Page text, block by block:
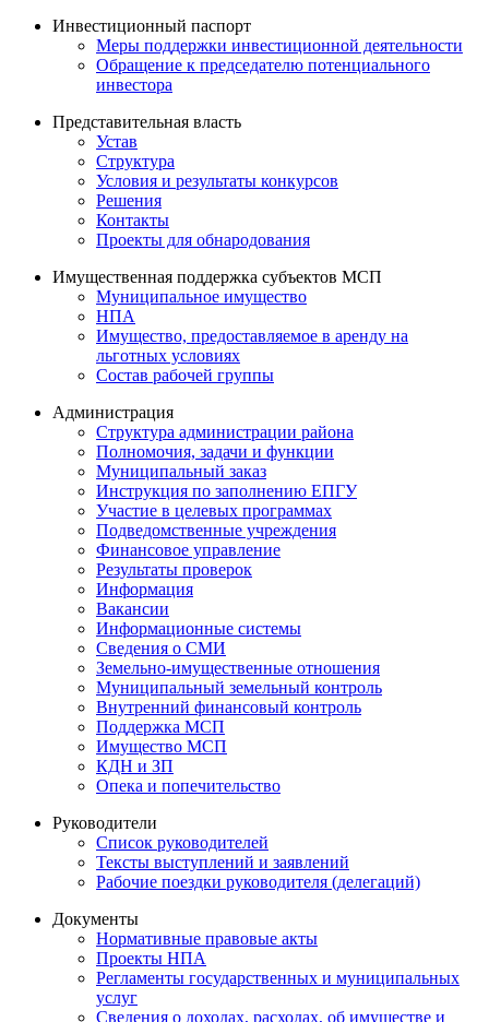
Инвестиционный паспорт
Меры поддержки инвестиционной деятельности
Обращение к председателю потенциального
инвестора
Представительная власть
Устав
Структура
Условия и результаты конкурсов
Решения
Контакты
Проекты для обнародования
Имущественная поддержка субъектов МСП
Муниципальное имущество
НПА
Имущество, предоставляемое в аренду на
льготных условиях
Состав рабочей группы
Администрация
Структура администрации района
Полномочия, задачи и функции
Муниципальный заказ
Инструкция по заполнению ЕПГУ
Участие в целевых программах
Подведомственные учреждения
Финансовое управление
Результаты проверок
Информация
Вакансии
Информационные системы
Сведения о СМИ
Земельно-имущественные отношения
Муниципальный земельный контроль
Внутренний финансовый контроль
Поддержка МСП
Имущество МСП
КДН и ЗП
Опека и попечительство
Руководители
Список руководителей
Тексты выступлений и заявлений
Рабочие поездки руководителя (делегаций)
Документы
Нормативные правовые акты
Проекты НПА
Регламенты государственных и муниципальных
услуг
Сведения о доходах, расходах, об имуществе и